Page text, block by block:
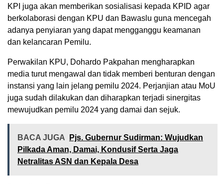
KPI juga akan memberikan sosialisasi kepada KPID agar
berkolaborasi dengan KPU dan Bawaslu guna mencegah
adanya penyiaran yang dapat mengganggu keamanan
dan kelancaran Pemilu.
Perwakilan KPU, Dohardo Pakpahan mengharapkan
media turut mengawal dan tidak memberi benturan dengan
instansi yang lain jelang pemilu 2024. Perjanjian atau MoU
juga sudah dilakukan dan diharapkan terjadi sinergitas
mewujudkan pemilu 2024 yang damai dan sejuk.
BACA JUGA
Pjs. Gubernur Sudirman: Wujudkan
Pilkada Aman, Damai, Kondusif Serta Jaga
Netralitas ASN dan Kepala Desa